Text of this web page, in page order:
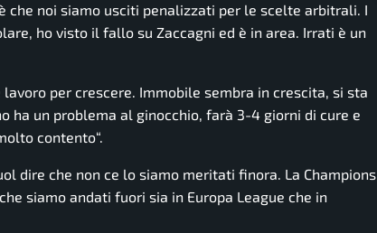
che noi siamo usciti penalizzati per le scelte arbitrali. I
ho visto il fallo su Zaccagni ed è in area. Irrati è un
per crescere. Immobile sembra in crescita, si sta
ha un problema al ginocchio, farà 3-4 giorni di cure e
contento“.
dire che non ce lo siamo meritati finora. La Champions
siamo andati fuori sia in Europa League che in